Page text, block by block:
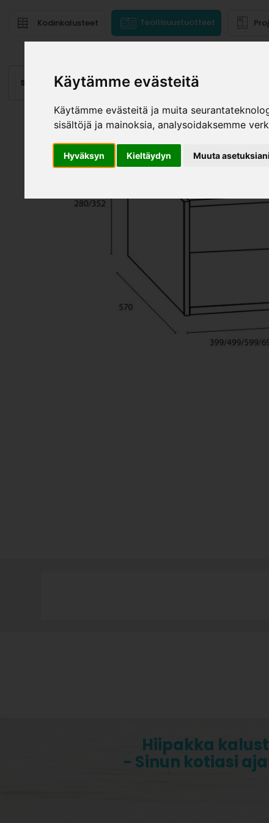
Käytämme evästeitä
Käytämme evästeitä ja muita
sisältöjä ja mainoksia, analysoidaksemme
Hyväksyn Kieltäydyn Muuta asetuksiani
Kodinkalusteet Teollisuustuotteet
Saranat Laatikot, kiskot Vetimet
Hiipakka
- Sinun kotiasi